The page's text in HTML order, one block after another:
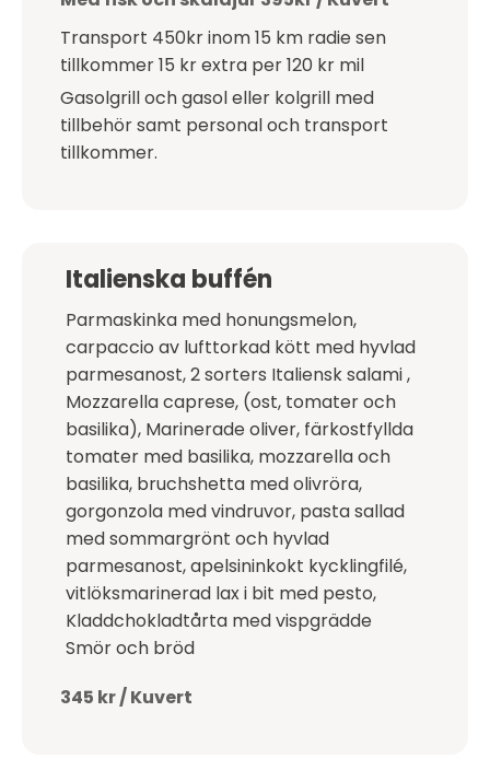
Transport 450kr inom 15 km radie sen
tillkommer 15 kr extra per 120 kr mil
Gasolgrill och gasol eller kolgrill med
tillbehör samt personal och transport
tillkommer.
Italienska buffén
Parmaskinka med honungsmelon,
carpaccio av lufttorkad kött med hyvlad
parmesanost, 2 sorters Italiensk salami ,
Mozzarella caprese, (ost, tomater och
basilika), Marinerade oliver, färkostfyllda
tomater med basilika, mozzarella och
basilika, bruchshetta med olivröra,
gorgonzola med vindruvor, pasta sallad
med sommargrönt och hyvlad
parmesanost, apelsininkokt kycklingfilé,
vitlöksmarinerad lax i bit med pesto,
Kladdchokladtårta med vispgrädde
Smör och bröd
345 kr / Kuvert